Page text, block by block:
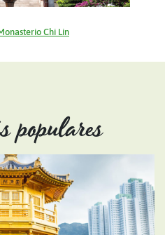
Chi Lin
populares